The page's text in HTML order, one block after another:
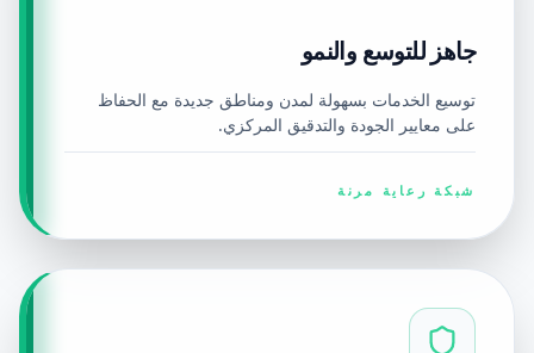
جاهز للتوسع والنمو
توسيع الخدمات بسهولة لمدن ومناطق جديدة مع الحفاظ
على معايير الجودة والتدقيق المركزي.
شبكة رعاية مرنة